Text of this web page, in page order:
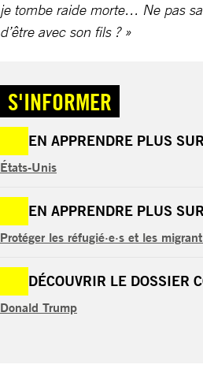
je tombe raide morte… Ne pas
d’être avec son fils ? »
S'INFORMER
EN APPRENDRE PLUS
États-Unis
EN APPRENDRE PLUS
Protéger les réfugié·e·s et les
DÉCOUVRIR LE DOSSIER
Donald Trump